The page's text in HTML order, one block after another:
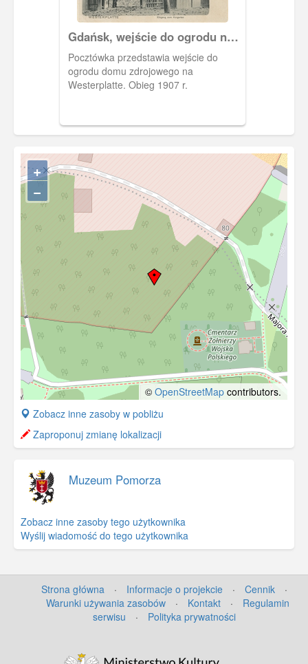
Gdańsk, wejście do ogrodu na
Westerplatte
Pocztówka przedstawia wejście do
ogrodu domu zdrojowego na
Westerplatte. Obieg 1907 r.
+
−
© OpenStreetMap contributors.
+
−
Zobacz inne zasoby w pobliżu
Zaproponuj zmianę lokalizacji
Muzeum Pomorza
Zobacz inne zasoby tego użytkownika
Wyślij wiadomość do tego użytkownika
Strona główna · Informacje o projekcie · Cennik
·
Warunki używania zasobów
· Kontakt ·
Regulamin
serwisu
· Polityka prywatności